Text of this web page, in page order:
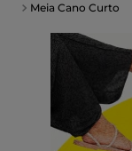
Meia Cano Curto
º
5º
7